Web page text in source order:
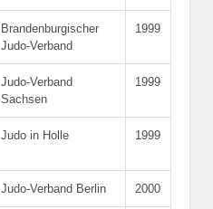
Brandenburgischer
Judo-Verband
1999
Judo-Verband
Sachsen
1999
Judo in Holle 1999
Judo-Verband Berlin 2000